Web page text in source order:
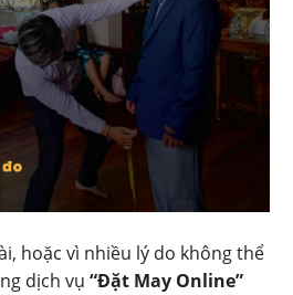
hoặc vì nhiều lý do không thể
dịch vụ “Đặt May Online”